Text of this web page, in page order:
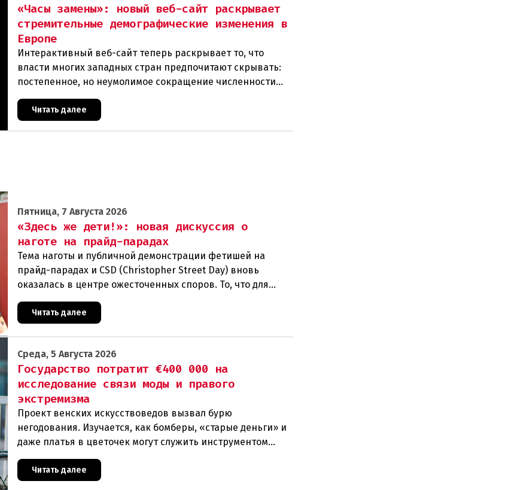
«Часы замены»: новый веб-сайт раскрывает
стремительные демографические изменения в
Европе
Интерактивный веб-сайт теперь раскрывает то, что
власти многих западных стран предпочитают скрывать:
постепенное, но неумолимое сокращение численности
Читать далее
Пятница, 7 Августа 2026
«Здесь же дети!»: новая дискуссия о
наготе на прайд-парадах
Тема наготы и публичной демонстрации фетишей на
прайд-парадах и CSD (Christopher Street Day) вновь
оказалась в центре ожесточенных споров. То, что для
Читать далее
Среда, 5 Августа 2026
Государство потратит €400 000 на
исследование связи моды и правого
экстремизма
Проект венских искусствоведов вызвал бурю
негодования. Изучается, как бомберы, «старые деньги» и
даже платья в цветочек могут служить инструментом
пропаганды. Оппоненты требуют ответа от министра наук
Читать далее